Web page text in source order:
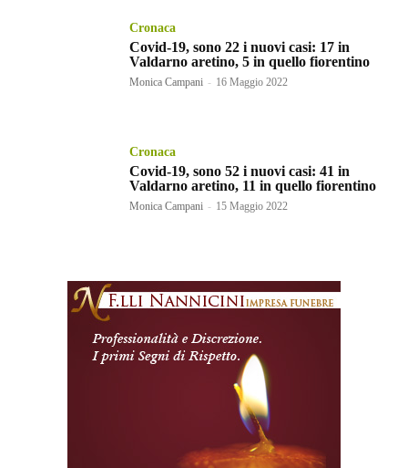
Cronaca
Covid-19, sono 22 i nuovi casi: 17 in
Valdarno aretino, 5 in quello fiorentino
Monica Campani - 16 Maggio 2022
Cronaca
Covid-19, sono 52 i nuovi casi: 41 in
Valdarno aretino, 11 in quello fiorentino
Monica Campani - 15 Maggio 2022